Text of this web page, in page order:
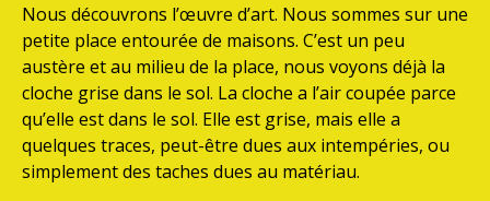
Nous découvrons l’œuvre d’art. Nous sommes sur une
petite place entourée de maisons. C’est un peu
austère et au milieu de la place, nous voyons déjà la
cloche grise dans le sol. La cloche a l’air coupée parce
qu’elle est dans le sol. Elle est grise, mais elle a
quelques traces, peut-être dues aux intempéries, ou
simplement des taches dues au matériau.